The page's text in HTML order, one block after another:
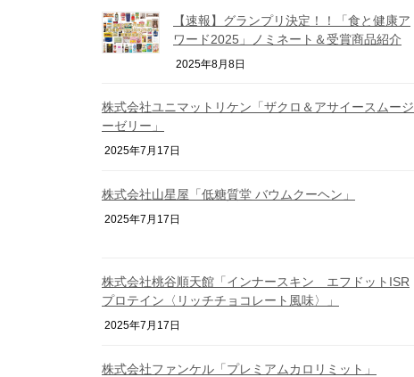
【速報】グランプリ決定！！「食と健康ア
ワード2025」ノミネート＆受賞商品紹介
2025年8月8日
株式会社ユニマットリケン「ザクロ＆アサイースムージ
ーゼリー」
2025年7月17日
株式会社山星屋「低糖質堂 バウムクーヘン」
2025年7月17日
株式会社桃谷順天館「インナースキン エフドットISR
プロテイン〈リッチチョコレート風味〉」
2025年7月17日
株式会社ファンケル「プレミアムカロリミット」